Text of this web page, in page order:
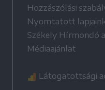
Hozzászólási
Nyomtatott
Székely Hírmondó
Médiaajánlat
Látogatottsági